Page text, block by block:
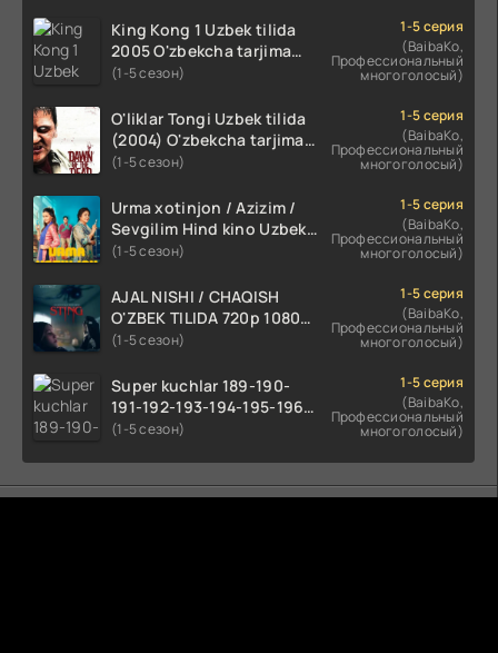
King Kong 1 Uzbek tilida
2005 O'zbekcha tarjima
kino HD skachat
(1-5 сезон)
1-5 серия
(BaibaKo,
Профессиональный
многоголосый)
O'liklar Tongi Uzbek tilida
(2004) O'zbekcha tarjima
kino HD skachat
(1-5 сезон)
1-5 серия
(BaibaKo,
Профессиональный
многоголосый)
Urma xotinjon / Azizim /
Sevgilim Hind kino Uzbek
tilida 2022 O'zbekcha
(1-5 сезон)
1-5 серия
(BaibaKo,
Профессиональный
многоголосый)
AJAL NISHI / CHAQISH
O'ZBEK TILIDA 720p 1080p
Full HD (2024) Tarjima
(1-5 сезон)
1-5 серия
(BaibaKo,
Профессиональный
многоголосый)
Super kuchlar 189-190-
191-192-193-194-195-196-
197-198-199-200 Qism
tarjima seryal
(1-5 сезон)
1-5 серия
(BaibaKo,
Профессиональный
многоголосый)